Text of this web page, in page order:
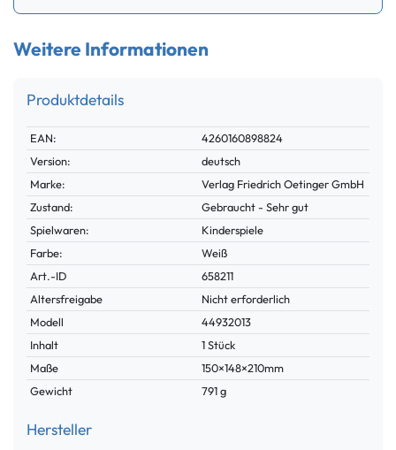
Weitere Informationen
Produktdetails
Technisches
Merkmal
Wert
EAN:
4260160898824
Version:
deutsch
Marke:
Verlag Friedrich Oetinger GmbH
Zustand:
Gebraucht - Sehr gut
Spielwaren:
Kinderspiele
Farbe:
Weiß
Technisches
Merkmal
Wert
Art.-ID
658211
Altersfreigabe
Nicht erforderlich
Modell
44932013
Inhalt
1 Stück
Maße
150×148×210mm
Gewicht
791 g
Hersteller